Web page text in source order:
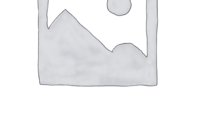
Offres entreprises
Le CD : Percussion et danse africaines
Stages
Nos stages de danse africaine